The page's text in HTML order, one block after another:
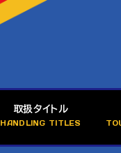
取扱タイトル
HANDLING TITLES